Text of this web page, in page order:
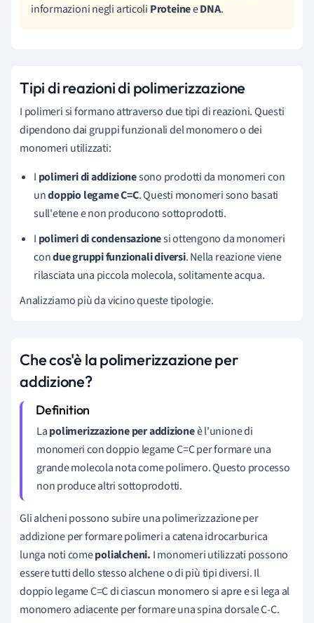
informazioni negli articoli ProteineeDNA.
Tipi di reazioni di polimerizzazione
I polimeri si formano attraverso due tipi di reazioni. Questi
dipendono dai gruppi funzionali del monomero o dei
monomeri utilizzati:
I polimeri di addizionesono prodotti da monomeri con
undoppio legame C=C. Questi monomeri sono basati
sull'etene e non producono sottoprodotti.
I polimeri di condensazionesi ottengono da monomeri
condue gruppi funzionali diversi. Nella reazione viene
rilasciata una piccola molecola, solitamente acqua.
Analizziamo più da vicino queste tipologie.
Che cos'è la polimerizzazione per
addizione?
Lapolimerizzazione per addizioneè l'unione di
monomeri con doppio legame C=C per formare una
grande molecola nota come polimero. Questo processo
non produce altri sottoprodotti.
Gli alcheni possono subire una polimerizzazione per
addizione per formare polimeri a catena idrocarburica
lunga noti comepolialcheni. I monomeri utilizzati possono
essere tutti dello stesso alchene o di più tipi diversi. Il
doppio legame C=C di ciascun monomero si apre e si lega al
monomero adiacente per formare una spina dorsale C-C.